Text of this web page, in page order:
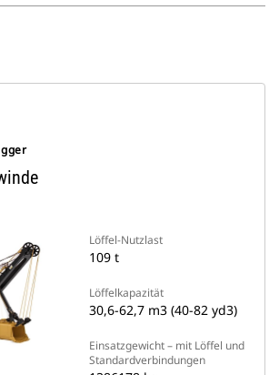
Löffel-Nutzlast
109 t
Löffelkapazität
30,6-62,7 m3 (40-82 yd3)
Einsatzgewicht – mit Löffel und
Standardverbindungen